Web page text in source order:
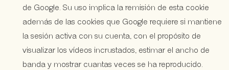
de Google. Su uso implica la remisión de esta cookie
además de las cookies que Google requiere si mantiene
la sesión activa con su cuenta, con el propósito de
visualizar los vídeos incrustados, estimar el ancho de
banda y mostrar cuantas veces se ha reproducido.